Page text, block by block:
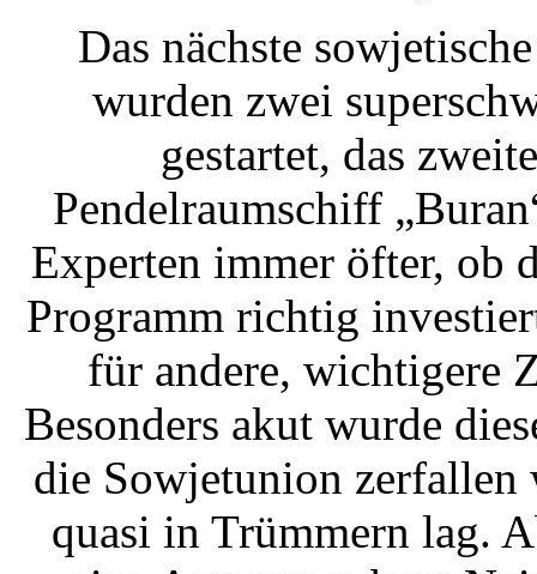
Das nächste
wurden zwei
gestartet, das
Pendelraumschiff
Experten immer öfter, ob
Programm richtig
für andere, wichtigere
Besonders akut wurde
die Sowjetunion zerfallen
quasi in Trümmern lag.